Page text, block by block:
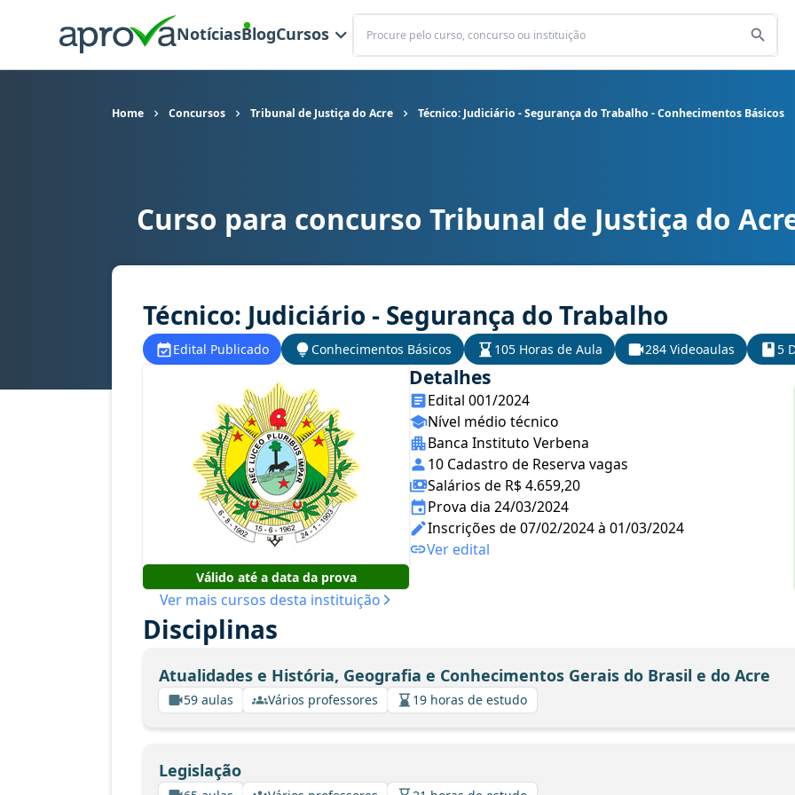
NotíciasBlogCursos
Buscar
Home Concursos Tribunal de Justiça do Acre Técnico: Judiciário - Segurança do Trabalho - Conhecimentos Básicos
Curso para concurso TJ AC - Tribunal de Justiça do Acre cargo Técnico: Judiciário - Segurança do Trabalho -
Curso para concurso Tribunal de Justiça do
Técnico: Judiciário - Segurança do Trabalho
Edital Publicado Conhecimentos Básicos 105 Horas de Aula 284 Videoaulas 5
Válido até a data da prova
Ver mais cursos desta instituição
Detalhes
Edital 001/2024
Nível médio técnico
Banca Instituto Verbena
10 Cadastro de Reserva vagas
Salários de R$ 4.659,20
Prova dia 24/03/2024
Inscrições de 07/02/2024 à 01/03/2024
Ver edital
Disciplinas
Atualidades e História, Geografia e Conhecimentos Gerais do Brasil e do Acre
59 aulas Vários professores 19 horas de estudo
Legislação